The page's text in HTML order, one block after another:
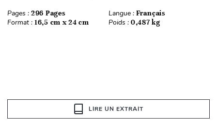
Pages : 296 Pages Langue : Français
Format : 16,5 cm x 24 cm Poids : 0,487 kg
LIRE UN EXTRAIT